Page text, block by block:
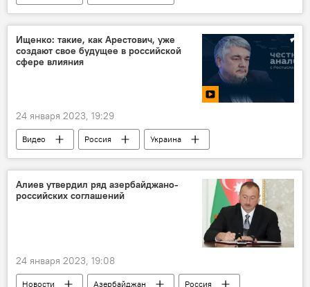
Минздрав АР
Медицина
Хирургия
пластическая хирургия
Ищенко: такие, как Арестович, уже
создают свое будущее в российской
сфере влияния
24 января 2023, 19:29
Видео Россия
Украина
Алексей Арестович
ЕС
Германия
Алиев утвердил ряд азербайджано-
российских соглашений
24 января 2023, 19:08
Новости Азербайджан Россия